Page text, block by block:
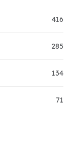
416
285
134
71